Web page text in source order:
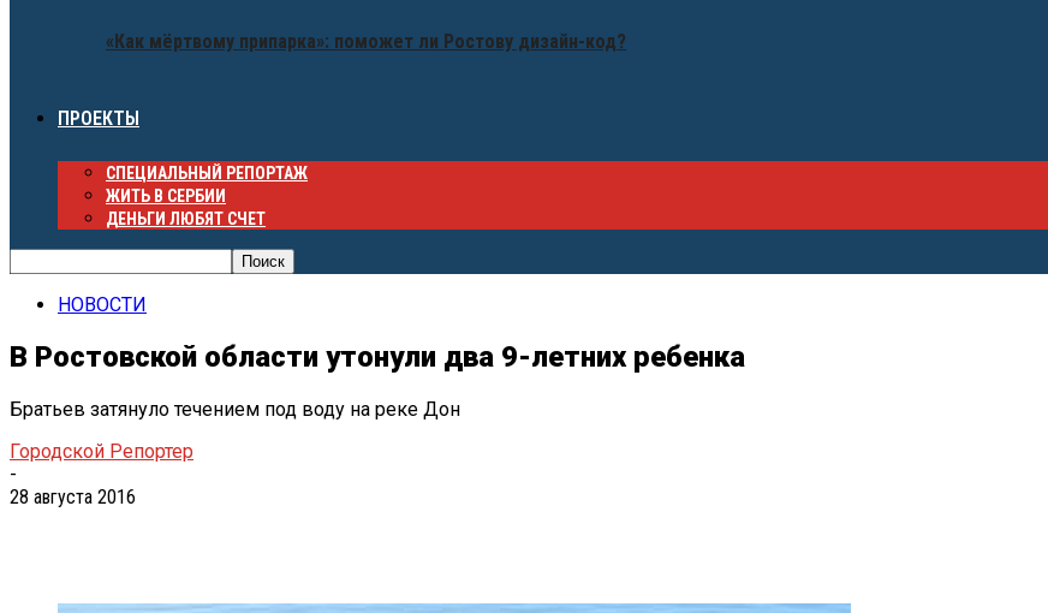
«Как мёртвому припарка»: поможет ли Ростову дизайн-код?
ПРОЕКТЫ
СПЕЦИАЛЬНЫЙ РЕПОРТАЖ
ЖИТЬ В СЕРБИИ
ДЕНЬГИ ЛЮБЯТ СЧЕТ
НОВОСТИ
В Ростовской области утонули два 9-летних ребенка
Братьев затянуло течением под воду на реке Дон
Городской Репортер
-
28 августа 2016